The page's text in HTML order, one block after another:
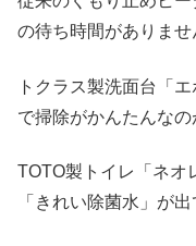
の待ち時間がありませ
トクラス製洗面台「
で掃除がかんたんなの
TOTO製トイレ「ネオ
「きれい除菌水」が